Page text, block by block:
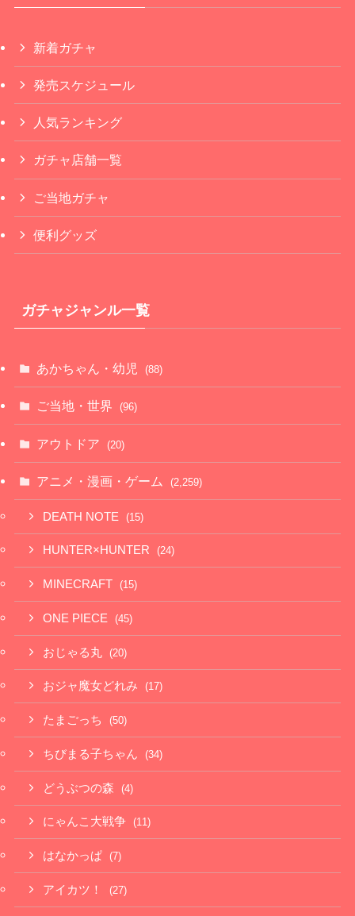
新着ガチャ
発売スケジュール
人気ランキング
ガチャ店舗一覧
ご当地ガチャ
便利グッズ
ガチャジャンル一覧
あかちゃん・幼児 (88)
ご当地・世界 (96)
アウトドア (20)
アニメ・漫画・ゲーム (2,259)
DEATH NOTE (15)
HUNTER×HUNTER (24)
MINECRAFT (15)
ONE PIECE (45)
おじゃる丸 (20)
おジャ魔女どれみ (17)
たまごっち (50)
ちびまる子ちゃん (34)
どうぶつの森 (4)
にゃんこ大戦争 (11)
はなかっぱ (7)
アイカツ！ (27)